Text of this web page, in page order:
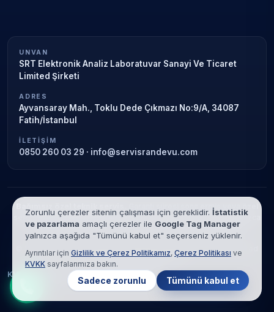
UNVAN
SRT Elektronik Analiz Laboratuvar Sanayi Ve Ticaret
Limited Şirketi
ADRES
Ayvansaray Mah., Toklu Dede Çıkmazı No:9/A, 34087
Fatih/İstanbul
İLETIŞIM
0850 260 03 29 · info@servisrandevu.com
Garanti süresi sona ermiş veya özel
servis kapsamındaki cihazlar için hizmet verilir. Marka adları yalnızca
tanımlama amaçlıdır; yetkili servis ilişkisi bulunmamaktadır.
© 2026 SRT Elektronik Analiz Laboratuvar Sanayi Ve Ticaret Limited
Şirketi. Tüm hakları saklıdır.
KVKK
Çerez Politikası Hizmet Şartları
Zorunlu çerezler sitenin çalışması için gereklidir. İstatistik
ve pazarlama amaçlı çerezler ile Google Tag Manager
yalnızca aşağıda "Tümünü kabul et" seçerseniz yüklenir.
Ayrıntılar için Gizlilik ve Çerez Politikamız, Çerez Politikası ve
KVKK sayfalarımıza bakın.
Sadece zorunlu Tümünü kabul et